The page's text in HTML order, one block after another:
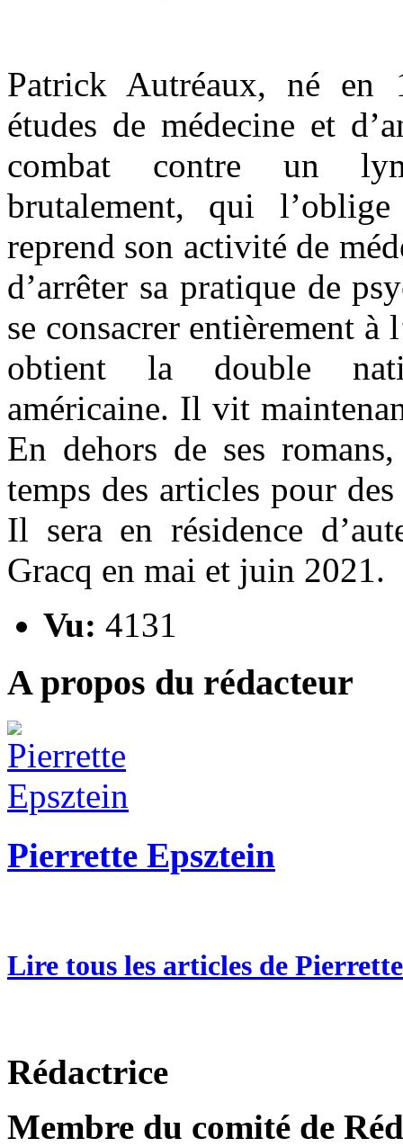
Patrick Autréaux, né en
études de médecine et
combat contre un
brutalement, qui
reprend son activité de
d’arrêter sa pratique de
se consacrer entièrement
obtient la double
américaine. Il vit
En dehors de ses
temps des articles pour
Il sera en résidence
Gracq en mai et juin 2021.
Vu: 4131
A propos du rédacteur
Pierrette Epsztein
Lire tous les articles de
Rédactrice
Membre du comité de